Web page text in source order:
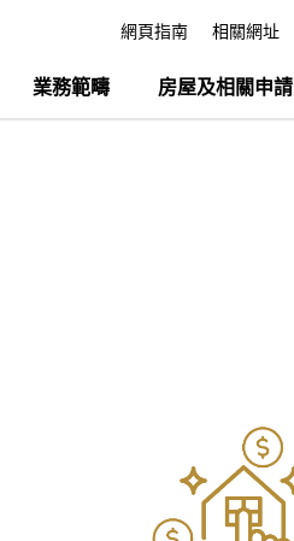
網頁指南 相關網址
業務範疇 房屋及相關申請